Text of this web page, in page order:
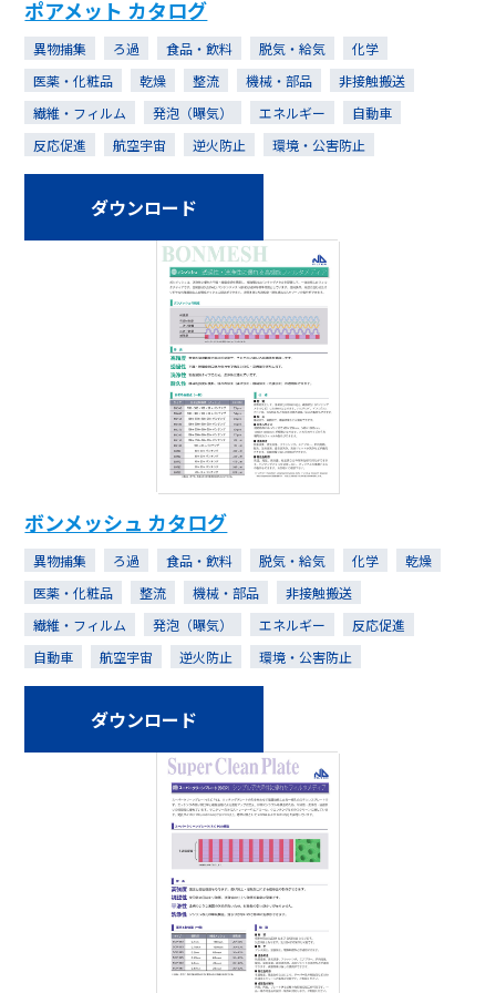
ポアメット カタログ
異物捕集 ろ過 食品・飲料 脱気・給気
化学
医薬・化粧品
乾燥 整流 機械・部品
非接触搬送
繊維・フィルム
発泡（曝気） エネルギー
自動車
反応促進
航空宇宙 逆火防止 環境・公害防止
ダウンロード
ボンメッシュ カタログ
異物捕集 ろ過 食品・飲料 脱気・給気 化学
乾燥
医薬・化粧品
整流 機械・部品
非接触搬送
繊維・フィルム
発泡（曝気） エネルギー
反応促進
自動車
航空宇宙 逆火防止 環境・公害防止
ダウンロード